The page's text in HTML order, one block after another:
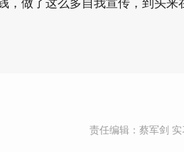
责任编辑：蔡军剑